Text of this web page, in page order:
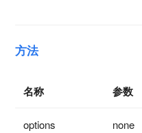
方法
名称 参数
options none